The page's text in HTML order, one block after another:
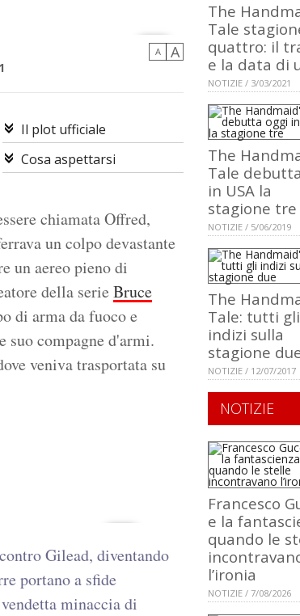
A A
Il plot ufficiale
Cosa aspettarsi
chiamata Offred,
un colpo devastante
un aereo pieno di
della serie Bruce
di arma da fuoco e
suo compagne d'armi.
veniva trasportata su
Gilead, diventando
portano a sfide
minaccia di
The
Tale
quattro: il
e la data di
NOTIZIE / 3/03/2021
The
Tale
in USA la
stagione tre
NOTIZIE / 5/06/2019
The
Tale: tutti gli
indizi sulla
stagione
NOTIZIE / 12/07/2017
NOTIZIE
Francesco
e la
quando le
l’ironia
NOTIZIE / 7/08/2026